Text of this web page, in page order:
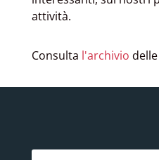
attività.
Consulta l'archivio